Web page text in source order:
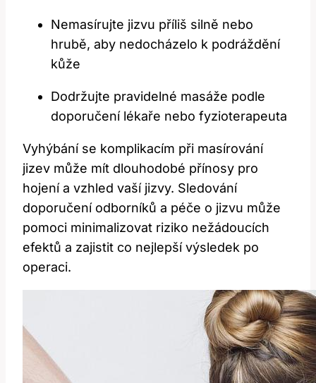
Nemasírujte jizvu příliš silně nebo
hrubě, aby nedocházelo k podráždění
kůže
Dodržujte pravidelné masáže podle
doporučení lékaře nebo fyzioterapeuta
Vyhýbání se komplikacím při masírování
jizev může mít dlouhodobé přínosy pro
hojení a vzhled vaší jizvy. Sledování
doporučení odborníků a péče o jizvu může
pomoci minimalizovat riziko nežádoucích
efektů a zajistit co nejlepší výsledek po
operaci.